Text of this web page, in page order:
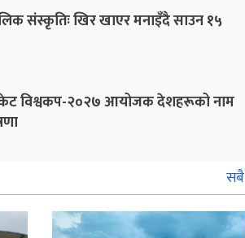
संस्कृतिः खिर खाएर मनाइँदै साउन १५
विश्वकप-२०२७ आयोजक देशहरूको नाम
सबै